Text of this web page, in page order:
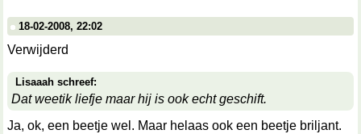
18-02-2008, 22:02
Verwijderd
Lisaaah schreef:
Dat weetik liefje maar hij is ook echt geschift.
Ja, ok, een beetje wel. Maar helaas ook een beetje briljant.